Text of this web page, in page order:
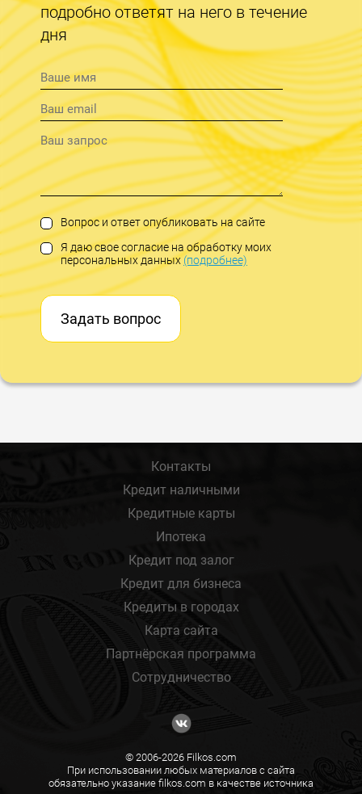
подробно ответят на него в течение
дня
Вопрос и ответ опубликовать на сайте
Я даю свое согласие на обработку моих
персональных данных(подробнее)
Задать вопрос
Контакты
Кредит наличными
Кредитные карты
Ипотека
Кредит под залог
Кредит для бизнеса
Кредиты в городах
Карта сайта
Партнёрская программа
Сотрудничество
© 2006-2026 Filkos.com
При использовании любых материалов с сайта
обязательно указание filkos.com в качестве источника